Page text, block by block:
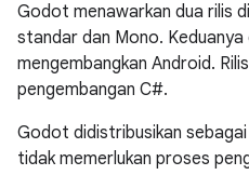
Godot menawarkan dua rilis
standar dan Mono.
mengembangkan Android.
pengembangan C#.
Godot didistribusikan
tidak memerlukan proses